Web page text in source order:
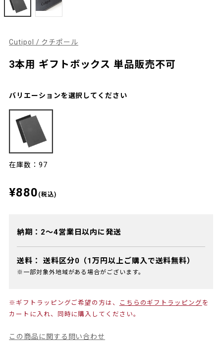
Cutipol / クチポール
3本用 ギフトボックス 単品販売不可
バリエーションを選択してください
在庫数：97
¥880 (税込)
納期：2～4営業日以内に発送
送料： 送料区分0（1万円以上ご購入で送料無料）
※一部対象外地域がある場合がございます。
※ギフトラッピングご希望の方は、 こちらのギフトラッピング を
カートに入れ、同時に購入してください。
この商品に関する問い合わせ